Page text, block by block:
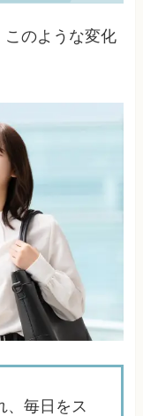
このような変化
、毎日をス